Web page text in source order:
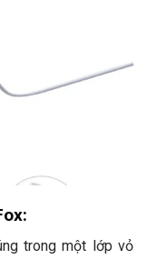
trong một lớp vỏ